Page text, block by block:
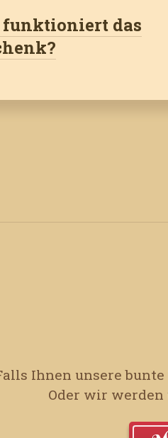
das
Ihnen unsere
Oder wir